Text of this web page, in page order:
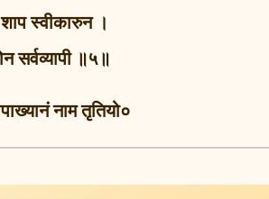
स्वीकारुन ।
सर्वव्यापी ॥५॥
नाम तृतियो०